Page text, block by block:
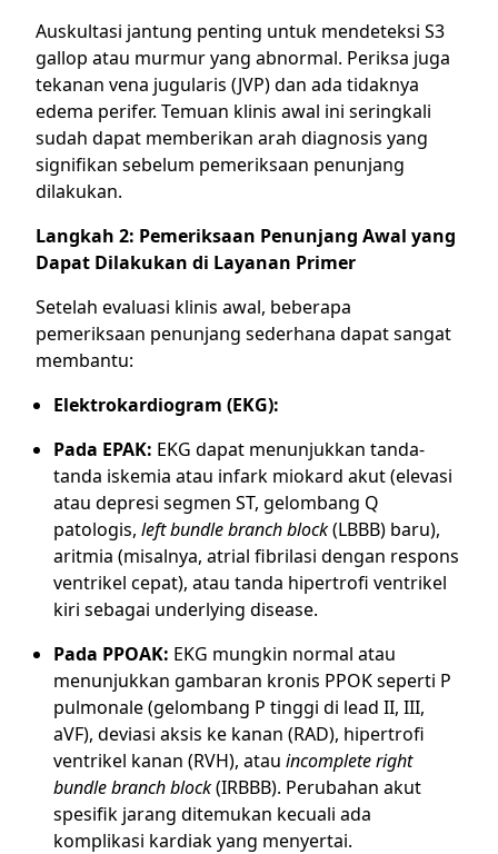
Auskultasi jantung penting untuk mendeteksi S3
gallop atau murmur yang abnormal. Periksa juga
tekanan vena jugularis (JVP) dan ada tidaknya
edema perifer. Temuan klinis awal ini seringkali
sudah dapat memberikan arah diagnosis yang
signifikan sebelum pemeriksaan penunjang
dilakukan.
Langkah 2: Pemeriksaan Penunjang Awal yang
Dapat Dilakukan di Layanan Primer
Setelah evaluasi klinis awal, beberapa
pemeriksaan penunjang sederhana dapat sangat
membantu:
Elektrokardiogram (EKG):
Pada EPAK: EKG dapat menunjukkan tanda-
tanda iskemia atau infark miokard akut (elevasi
atau depresi segmen ST, gelombang Q
patologis, left bundle branch block(LBBB) baru),
aritmia (misalnya, atrial fibrilasi dengan respons
ventrikel cepat), atau tanda hipertrofi ventrikel
kiri sebagai underlying disease.
Pada PPOAK: EKG mungkin normal atau
menunjukkan gambaran kronis PPOK seperti P
pulmonale (gelombang P tinggi di lead II, III,
aVF), deviasi aksis ke kanan (RAD), hipertrofi
ventrikel kanan (RVH), atau incomplete right
bundle branch block(IRBBB). Perubahan akut
spesifik jarang ditemukan kecuali ada
komplikasi kardiak yang menyertai.